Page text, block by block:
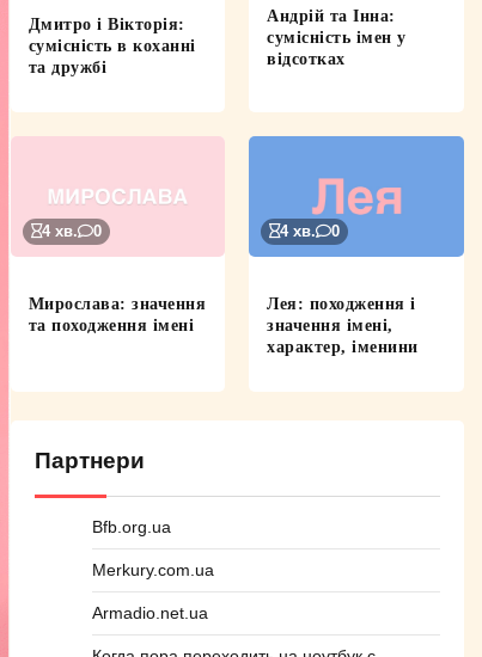
Дмитро і Вікторія:
сумісність в коханні
та дружбі
Андрій та Інна:
сумісність імен у
відсотках
4 хв. 0
Мирослава: значення
та походження імені
4 хв. 0
Лея: походження і
значення імені,
характер, іменини
Партнери
Bfb.org.ua
Merkury.com.ua
Armadio.net.ua